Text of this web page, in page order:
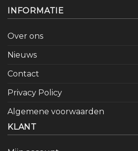
INFORMATIE
Over ons
Nieuws
Contact
Privacy Policy
Algemene voorwaarden
KLANT